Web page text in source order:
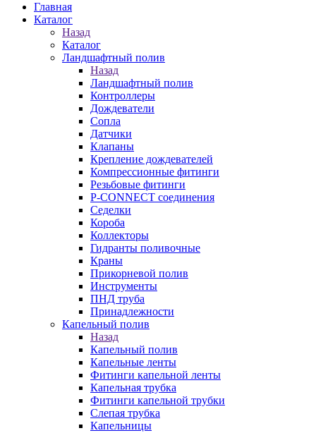
Главная
Каталог
Назад
Каталог
Ландшафтный полив
Назад
Ландшафтный полив
Контроллеры
Дождеватели
Сопла
Датчики
Клапаны
Крепление дождевателей
Компрессионные фитинги
Резьбовые фитинги
P-CONNECT соединения
Седелки
Короба
Коллекторы
Гидранты поливочные
Краны
Прикорневой полив
Инструменты
ПНД труба
Принадлежности
Капельный полив
Назад
Капельный полив
Капельные ленты
Фитинги капельной ленты
Капельная трубка
Фитинги капельной трубки
Слепая трубка
Капельницы